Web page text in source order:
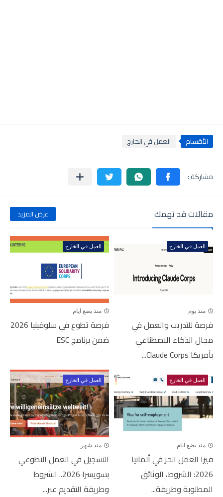
الأقسام العمل في الخارج
مقالات قد تهمك عرض المزيد
العمل في الخارج
منذ يوم
فرصة للتدريب والعمل في
مجال الذكاء الاصطناعي
بأمريكا Claude Corps...
العمل في الخارج
منذ بضع ايام
فرصة تطوع في سلوفينيا 2026
ضمن برنامج ESC
العمل في الخارج
منذ بضع ايام
فيزا العمل الحر في ألمانيا
2026: الشروط، الوثائق
المطلوبة وطريقة...
العمل في الخارج
منذ شهر
التسجيل في العمل التطوعي
بسويسرا 2026.. الشروط
وطريقة التقديم عبر...